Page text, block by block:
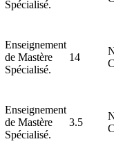
Spécialisé.
Enseignement
de Mastère
Spécialisé.
14
Enseignement
de Mastère
Spécialisé.
3.5